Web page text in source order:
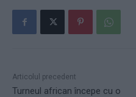
Articolul precedent
Turneul african începe cu o